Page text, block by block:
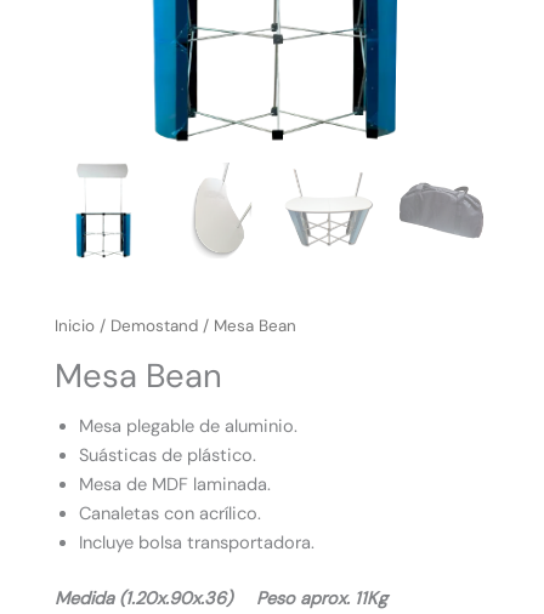
Inicio / Demostand / Mesa Bean
Mesa Bean
Mesa plegable de aluminio.
Suásticas de plástico.
Mesa de MDF laminada.
Canaletas con acrílico.
Incluye bolsa transportadora.
Medida (1.20x.90x.36) Peso aprox. 11Kg